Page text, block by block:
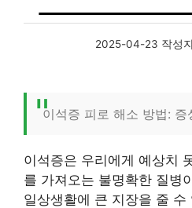
2025-04-23 작성
이석증 피로 해소 방법: 증
이석증은 우리에게 예상치
를 가져오는 불명확한 질병
일상생활에 큰 지장을 줄 수